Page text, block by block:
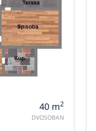
40 m2
DVOSOBAN